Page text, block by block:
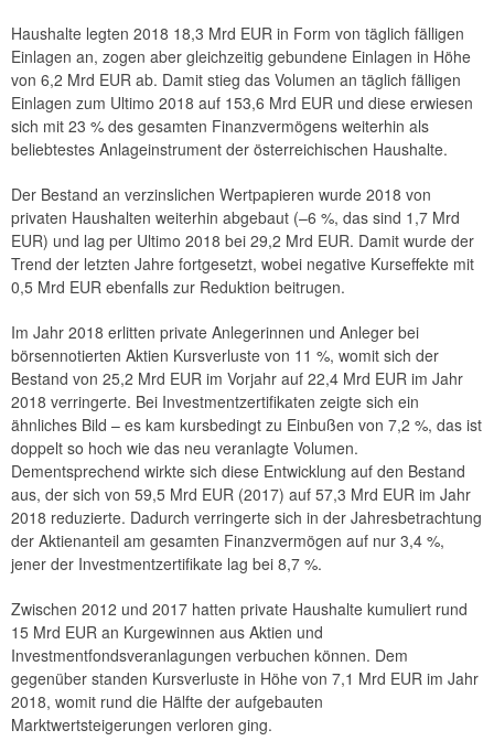
Haushalte legten 2018 18,3 Mrd EUR in Form von täglich fälligen
Einlagen an, zogen aber gleichzeitig gebundene Einlagen in Höhe
von 6,2 Mrd EUR ab. Damit stieg das Volumen an täglich fälligen
Einlagen zum Ultimo 2018 auf 153,6 Mrd EUR und diese erwiesen
sich mit 23 % des gesamten Finanzvermögens weiterhin als
beliebtestes Anlageinstrument der österreichischen Haushalte.
Der Bestand an verzinslichen Wertpapieren wurde 2018 von
privaten Haushalten weiterhin abgebaut (–6 %, das sind 1,7 Mrd
EUR) und lag per Ultimo 2018 bei 29,2 Mrd EUR. Damit wurde der
Trend der letzten Jahre fortgesetzt, wobei negative Kurseffekte mit
0,5 Mrd EUR ebenfalls zur Reduktion beitrugen.
Im Jahr 2018 erlitten private Anlegerinnen und Anleger bei
börsennotierten Aktien Kursverluste von 11 %, womit sich der
Bestand von 25,2 Mrd EUR im Vorjahr auf 22,4 Mrd EUR im Jahr
2018 verringerte. Bei Investmentzertifikaten zeigte sich ein
ähnliches Bild – es kam kursbedingt zu Einbußen von 7,2 %, das ist
doppelt so hoch wie das neu veranlagte Volumen.
Dementsprechend wirkte sich diese Entwicklung auf den Bestand
aus, der sich von 59,5 Mrd EUR (2017) auf 57,3 Mrd EUR im Jahr
2018 reduzierte. Dadurch verringerte sich in der Jahresbetrachtung
der Aktienanteil am gesamten Finanzvermögen auf nur 3,4 %,
jener der Investmentzertifikate lag bei 8,7 %.
Zwischen 2012 und 2017 hatten private Haushalte kumuliert rund
15 Mrd EUR an Kurgewinnen aus Aktien und
Investmentfondsveranlagungen verbuchen können. Dem
gegenüber standen Kursverluste in Höhe von 7,1 Mrd EUR im Jahr
2018, womit rund die Hälfte der aufgebauten
Marktwertsteigerungen verloren ging.